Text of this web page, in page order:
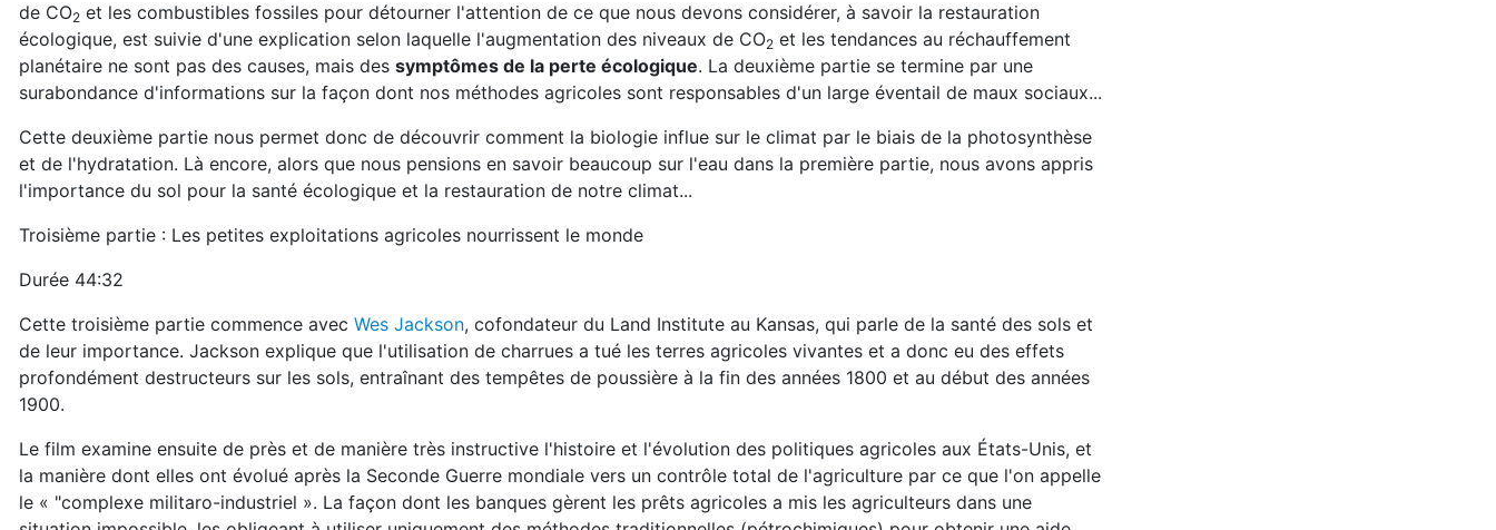
de CO2 et les combustibles fossiles pour détourner l'attention de ce que nous devons considérer, à savoir la restauration
écologique, est suivie d'une explication selon laquelle l'augmentation des niveaux de CO2 et les tendances au réchauffement
planétaire ne sont pas des causes, mais des symptômes de la perte écologique. La deuxième partie se termine par une
surabondance d'informations sur la façon dont nos méthodes agricoles sont responsables d'un large éventail de maux sociaux...
Cette deuxième partie nous permet donc de découvrir comment la biologie influe sur le climat par le biais de la photosynthèse
et de l'hydratation. Là encore, alors que nous pensions en savoir beaucoup sur l'eau dans la première partie, nous avons appris
l'importance du sol pour la santé écologique et la restauration de notre climat...
Troisième partie : Les petites exploitations agricoles nourrissent le monde
Durée 44:32
Cette troisième partie commence avec Wes Jackson, cofondateur du Land Institute au Kansas, qui parle de la santé des sols et
de leur importance. Jackson explique que l'utilisation de charrues a tué les terres agricoles vivantes et a donc eu des effets
profondément destructeurs sur les sols, entraînant des tempêtes de poussière à la fin des années 1800 et au début des années
1900.
Le film examine ensuite de près et de manière très instructive l'histoire et l'évolution des politiques agricoles aux États-Unis, et
la manière dont elles ont évolué après la Seconde Guerre mondiale vers un contrôle total de l'agriculture par ce que l'on appelle
le « "complexe militaro-industriel ». La façon dont les banques gèrent les prêts agricoles a mis les agriculteurs dans une